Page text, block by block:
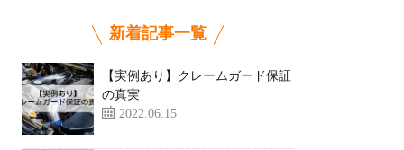
新着記事一覧
【実例あり】クレームガード保証
の真実
2022.06.15